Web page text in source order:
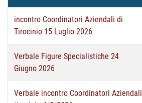
incontro Coordinatori Aziendali di
Tirocinio 15 Luglio 2026
Verbale Figure Specialistiche 24
Giugno 2026
Verbale incontro Coordinatori Aziendali